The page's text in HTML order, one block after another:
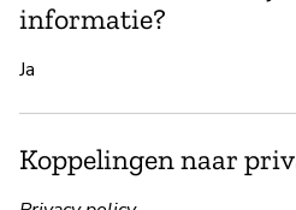
informatie?
Ja
Koppelingen naar